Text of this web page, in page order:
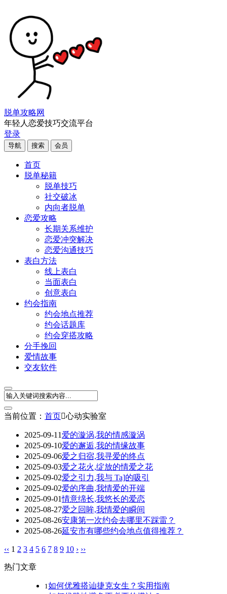
脱单攻略网
年轻人恋爱技巧交流平台
登录
导航 搜索 会员
首页
脱单秘籍
脱单技巧
社交破冰
内向者脱单
恋爱攻略
长期关系维护
恋爱冲突解决
恋爱沟通技巧
表白方法
线上表白
当面表白
创意表白
约会指南
约会地点推荐
约会话题库
约会穿搭攻略
分手挽回
爱情故事
交友软件
当前位置： 首页心动实验室
2025-09-11 爱的漩涡,我的情感漩涡
2025-09-10爱的邂逅,我的情缘故事
2025-09-06爱之归宿,我寻爱的终点
2025-09-03爱之花火,绽放的情爱之花
2025-09-02爱之引力,我与 Ta]的吸引
2025-09-02爱的序曲,我情爱的开端
2025-09-01情意绵长,我悠长的爱恋
2025-08-27爱之回眸,我情爱的瞬间
2025-08-26安康第一次约会去哪里不踩雷？
2025-08-26延安市有哪些约会地点值得推荐？
‹‹ 1 2 3 4 5 6 7 8 9 10 › ››
热门文章
1如何优雅搭讪捷克女生？实用指南